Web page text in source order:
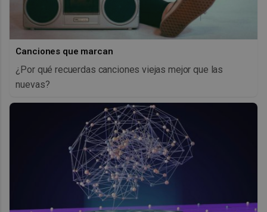
Canciones que marcan
¿Por qué recuerdas canciones viejas mejor que las
nuevas?